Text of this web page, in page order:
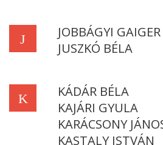
J
JOBBÁGYI
JUSZKÓ BÉLA
K
KÁDÁR BÉLA
KAJÁRI GYULA
KARÁCSONY
KASTALY ISTVÁN